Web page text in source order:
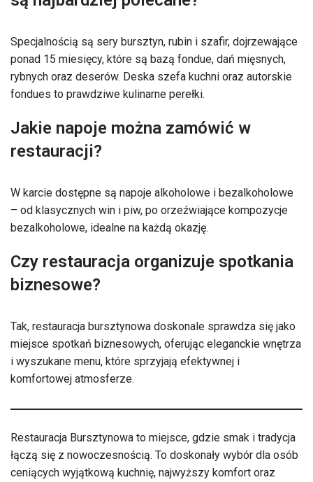
Specjalnością są sery bursztyn, rubin i szafir, dojrzewające
ponad 15 miesięcy, które są bazą fondue, dań mięsnych,
rybnych oraz deserów. Deska szefa kuchni oraz autorskie
fondues to prawdziwe kulinarne perełki.
Jakie napoje można zamówić w
restauracji?
W karcie dostępne są napoje alkoholowe i bezalkoholowe
– od klasycznych win i piw, po orzeźwiające kompozycje
bezalkoholowe, idealne na każdą okazję.
Czy restauracja organizuje spotkania
biznesowe?
Tak, restauracja bursztynowa doskonale sprawdza się jako
miejsce spotkań biznesowych, oferując eleganckie wnętrza
i wyszukane menu, które sprzyjają efektywnej i
komfortowej atmosferze.
Restauracja Bursztynowa to miejsce, gdzie smak i tradycja
łączą się z nowoczesnością. To doskonały wybór dla osób
ceniących wyjątkową kuchnię, najwyższy komfort oraz